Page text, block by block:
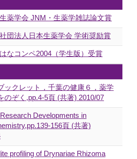
薬学会 JNM・生薬学雑誌論文賞
団法人日本生薬学会 学術奨励賞
なコンペ2004（学生版）受賞
ックレット，千葉の健康６，薬学
のぞく,pp.4-5頁 (共著) 2010/07
Developments in
156頁 (共著)
profiling of Drynariae Rhizoma